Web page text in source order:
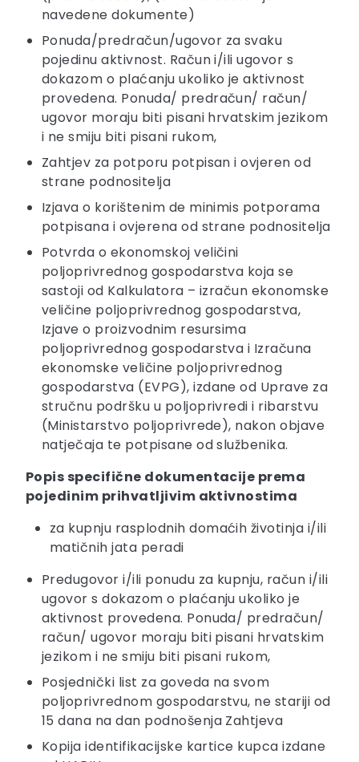
navedene dokumente)
Ponuda/predračun/ugovor za svaku
pojedinu aktivnost. Račun i/ili ugovor s
dokazom o plaćanju ukoliko je aktivnost
provedena. Ponuda/ predračun/ račun/
ugovor moraju biti pisani hrvatskim jezikom
i ne smiju biti pisani rukom,
Zahtjev za potporu potpisan i ovjeren od
strane podnositelja
Izjava o korištenim de minimis potporama
potpisana i ovjerena od strane podnositelja
Potvrda o ekonomskoj veličini
poljoprivrednog gospodarstva koja se
sastoji od Kalkulatora – izračun ekonomske
veličine poljoprivrednog gospodarstva,
Izjave o proizvodnim resursima
poljoprivrednog gospodarstva i Izračuna
ekonomske veličine poljoprivrednog
gospodarstva (EVPG), izdane od Uprave za
stručnu podršku u poljoprivredi i ribarstvu
(Ministarstvo poljoprivrede), nakon objave
natječaja te potpisane od službenika.
Popis specifične dokumentacije prema
pojedinim prihvatljivim aktivnostima
za kupnju rasplodnih domaćih životinja i/ili
matičnih jata peradi
Predugovor i/ili ponudu za kupnju, račun i/ili
ugovor s dokazom o plaćanju ukoliko je
aktivnost provedena. Ponuda/ predračun/
račun/ ugovor moraju biti pisani hrvatskim
jezikom i ne smiju biti pisani rukom,
Posjednički list za goveda na svom
poljoprivrednom gospodarstvu, ne stariji od
15 dana na dan podnošenja Zahtjeva
Kopija identifikacijske kartice kupca izdane